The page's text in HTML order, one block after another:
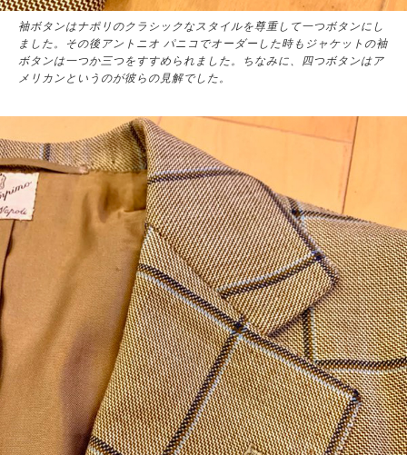
袖ボタンはナポリのクラシックなスタイルを尊重して一つボタンにし
ました。その後アントニオ パニコでオーダーした時もジャケットの袖
ボタンは一つか三つをすすめられました。ちなみに、四つボタンはア
メリカンというのが彼らの見解でした。